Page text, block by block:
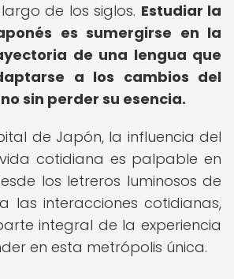
de los siglos. Estudiar la
es sumergirse en la
de una lengua que
a los cambios del
sin perder su esencia.
de Japón, la influencia del
cotidiana es palpable en
los letreros luminosos de
las interacciones cotidianas,
integral de la experiencia
en esta metrópolis única.